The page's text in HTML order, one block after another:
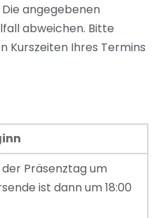
Die angegebenen
abweichen. Bitte
Kurszeiten Ihres Termins
Präsenztag um
ist dann um 18:00